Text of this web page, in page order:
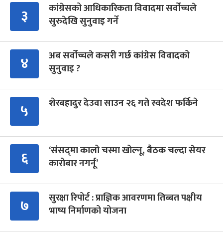
३
कांग्रेसको आधिकारिकता विवादमा सर्वोच्चले
सुरुदेखि सुनुवाइ गर्ने
४
अब सर्वोच्चले कसरी गर्छ कांग्रेस विवादको
सुनुवाइ ?
५ शेरबहादुर देउवा साउन २६ गते स्वदेश फर्किने
६
‘संसद्‍मा कालो चस्मा खोल्नू, बैठक चल्दा सेयर
कारोबार नगर्नू’
७
सुरक्षा रिपोर्ट : प्राज्ञिक आवरणमा तिब्बत पक्षीय
भाष्य निर्माणको योजना